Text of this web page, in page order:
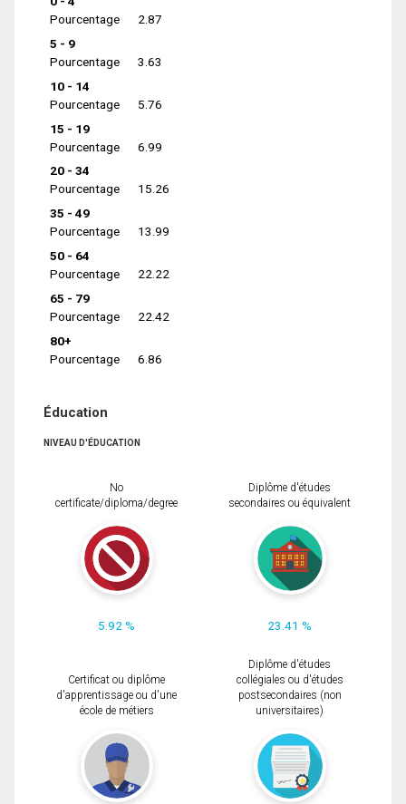
Pourcentage
2.87
5 - 9
Pourcentage
3.63
10 - 14
Pourcentage
5.76
15 - 19
Pourcentage
6.99
20 - 34
Pourcentage
15.26
35 - 49
Pourcentage
13.99
50 - 64
Pourcentage
22.22
65 - 79
Pourcentage
22.42
80+
Pourcentage
6.86
Éducation
NIVEAU D'ÉDUCATION
No
certificate/diploma/degree
5.92 %
Diplôme d'études
secondaires ou équivalent
23.41 %
Certificat ou diplôme
d'apprentissage ou d'une
école de métiers
Diplôme d'études
collégiales ou d'études
postsecondaires (non
universitaires)